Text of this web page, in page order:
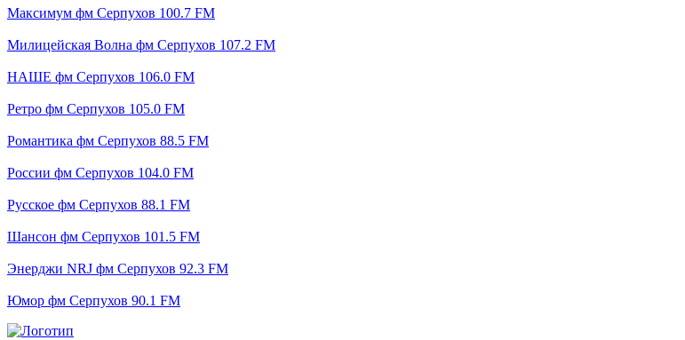
Максимум фм Серпухов 100.7 FM
Милицейская Волна фм Серпухов 107.2 FM
НАШЕ фм Серпухов 106.0 FM
Ретро фм Серпухов 105.0 FM
Романтика фм Серпухов 88.5 FM
России фм Серпухов 104.0 FM
Русское фм Серпухов 88.1 FM
Шансон фм Серпухов 101.5 FM
Энерджи NRJ фм Серпухов 92.3 FM
Юмор фм Серпухов 90.1 FM